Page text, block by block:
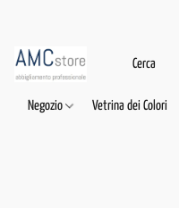
Negozio Vetrina dei Colori